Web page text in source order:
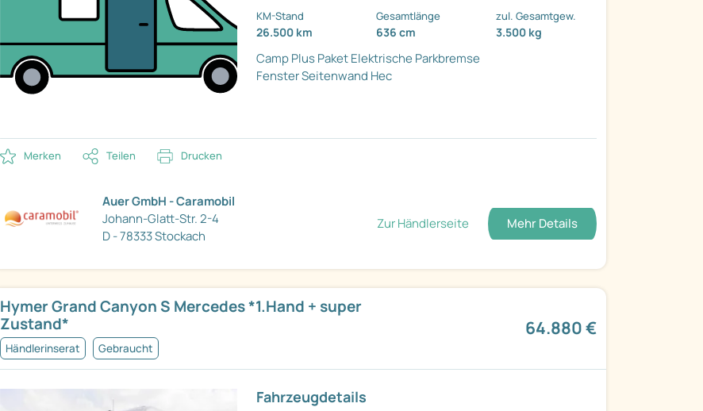
KM-Stand
26.500 km
Gesamtlänge
636 cm
zul. Gesamtgew.
3.500 kg
Camp Plus PaketElektrische Parkbremse
Fenster Seitenwand Hec
Merken Teilen Drucken
Auer GmbH - Caramobil
Johann-Glatt-Str. 2-4
D - 78333 Stockach
Zur Händlerseite Mehr Details
Hymer Grand Canyon S Mercedes *1.Hand + super
Zustand*
Händlerinserat Gebraucht
64.880 €
Fahrzeugdetails